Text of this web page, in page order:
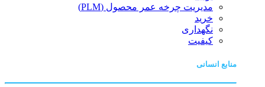
مدیریت چرخه عمر محصول (PLM)
خرید
نگهداری
کیفیت
منابع انسانی